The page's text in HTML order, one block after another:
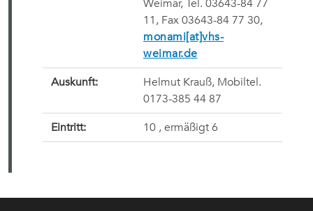
Weimar, Tel. 03643-84 77
11, Fax 03643-84 77 30,
monami[at]vhs-
weimar.de
Auskunft:
Helmut Krauß, Mobiltel.
0173-385 44 87
Eintritt: 10 , ermäßigt 6 